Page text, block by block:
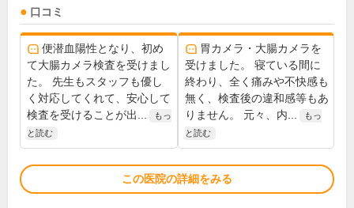
口コミ
便潜血陽性となり、初め
て大腸カメラ検査を受けまし
た。 先生もスタッフも優し
く対応してくれて、安心して
検査を受けることが出...
もっ
と読む
胃カメラ・大腸カメラを
受けました。 寝ている間に
終わり、全く痛みや不快感も
無く、検査後の違和感等もあ
りません。 元々、内...
もっ
と読む
この医院の詳細をみる